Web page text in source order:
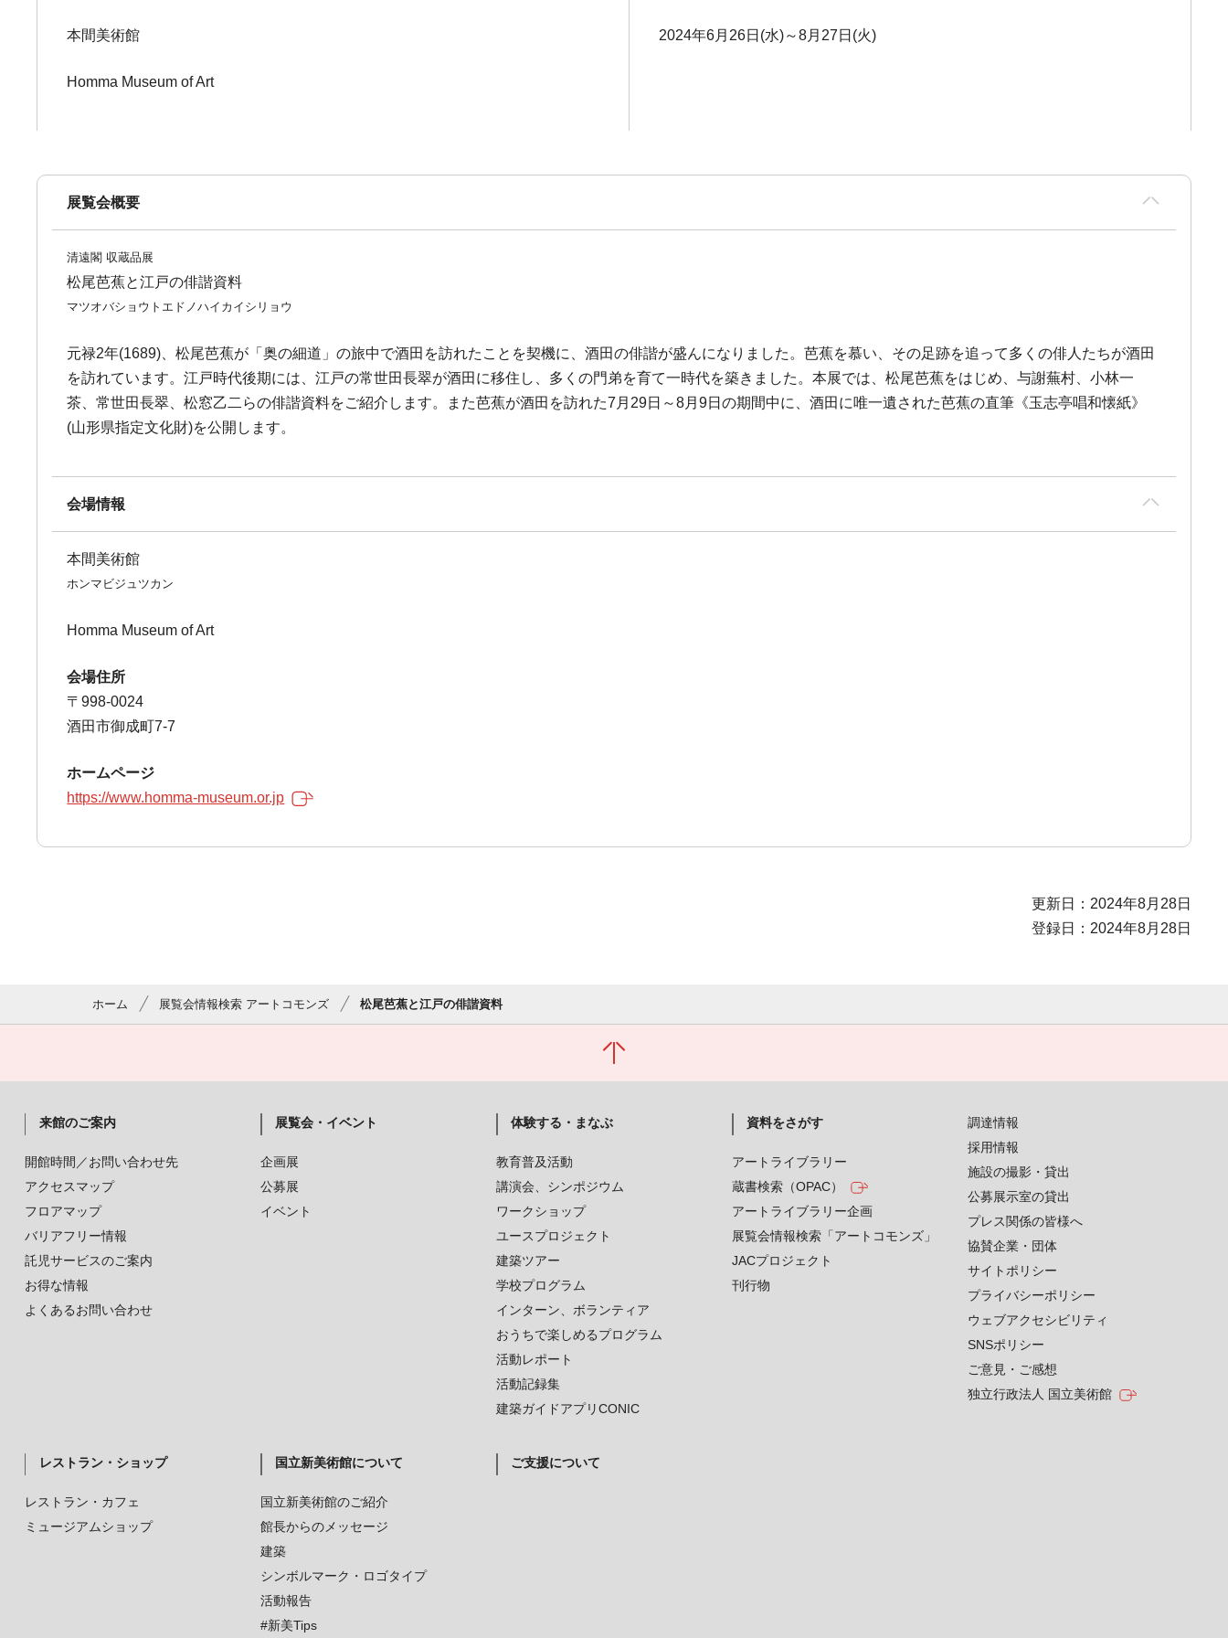
本間美術館
Homma Museum of Art
2024年6月26日(水)～8月27日(火)
展覧会概要
清遠閣 収蔵品展
松尾芭蕉と江戸の俳諧資料
マツオバショウトエドノハイカイシリョウ
元禄2年(1689)、松尾芭蕉が「奥の細道」の旅中で酒田を訪れたことを契機に、酒田の俳諧が盛んになりました。芭蕉を慕い、その足跡を追って多くの俳人たちが酒田
を訪れています。江戸時代後期には、江戸の常世田長翠が酒田に移住し、多くの門弟を育て一時代を築きました。本展では、松尾芭蕉をはじめ、与謝蕪村、小林一
茶、常世田長翠、松窓乙二らの俳諧資料をご紹介します。また芭蕉が酒田を訪れた7月29日～8月9日の期間中に、酒田に唯一遺された芭蕉の直筆《玉志亭唱和懐紙》
(山形県指定文化財)を公開します。
会場情報
本間美術館
ホンマビジュツカン
Homma Museum of Art
会場住所
〒998-0024
酒田市御成町7-7
ホームページ
https://www.homma-museum.or.jp
更新日：2024年8月28日
登録日：2024年8月28日
ホーム 展覧会情報検索 アートコモンズ 松尾芭蕉と江戸の俳諧資料
来館のご案内
開館時間／お問い合わせ先
アクセスマップ
フロアマップ
バリアフリー情報
託児サービスのご案内
お得な情報
よくあるお問い合わせ
展覧会・イベント
企画展
公募展
イベント
体験する・まなぶ
教育普及活動
講演会、シンポジウム
ワークショップ
ユースプロジェクト
建築ツアー
学校プログラム
インターン、ボランティア
おうちで楽しめるプログラム
活動レポート
活動記録集
建築ガイドアプリCONIC
資料をさがす
アートライブラリー
蔵書検索（OPAC）
アートライブラリー企画
展覧会情報検索「アートコモンズ」
JACプロジェクト
刊行物
レストラン・ショップ
レストラン・カフェ
ミュージアムショップ
国立新美術館について
国立新美術館のご紹介
館長からのメッセージ
建築
シンボルマーク・ロゴタイプ
活動報告
#新美Tips
ご支援について
調達情報
採用情報
施設の撮影・貸出
公募展示室の貸出
プレス関係の皆様へ
協賛企業・団体
サイトポリシー
プライバシーポリシー
ウェブアクセシビリティ
SNSポリシー
ご意見・ご感想
独立行政法人 国立美術館